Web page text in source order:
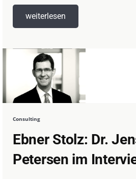
weiterlesen
Consulting
Ebner Stolz: Dr.
Petersen im